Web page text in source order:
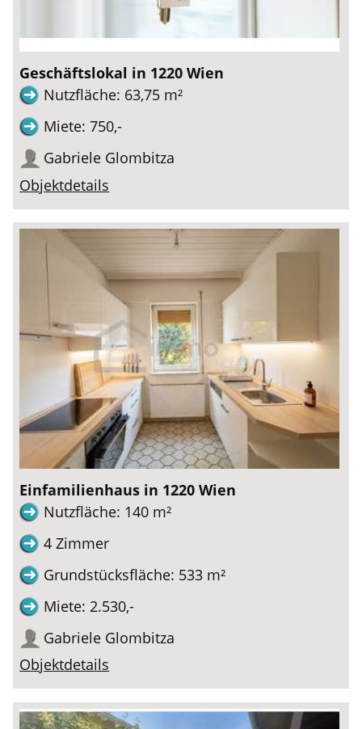
Geschäftslokal in 1220 Wien
Nutzfläche: 63,75 m²
Miete: 750,-
Gabriele Glombitza
Objektdetails
Einfamilienhaus in 1220 Wien
Nutzfläche: 140 m²
4 Zimmer
Grundstücksfläche: 533 m²
Miete: 2.530,-
Gabriele Glombitza
Objektdetails